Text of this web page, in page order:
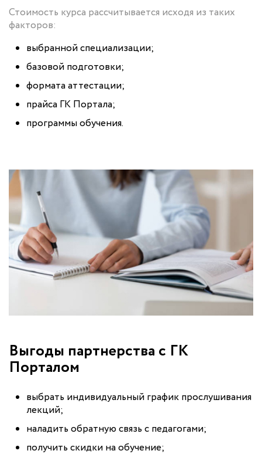
Стоимость курса рассчитывается исходя из таких
факторов:
выбранной специализации;
базовой подготовки;
формата аттестации;
прайса ГК Портала;
программы обучения.
Выгоды партнерства с ГК
Порталом
выбрать индивидуальный график прослушивания
лекций;
наладить обратную связь с педагогами;
получить скидки на обучение;